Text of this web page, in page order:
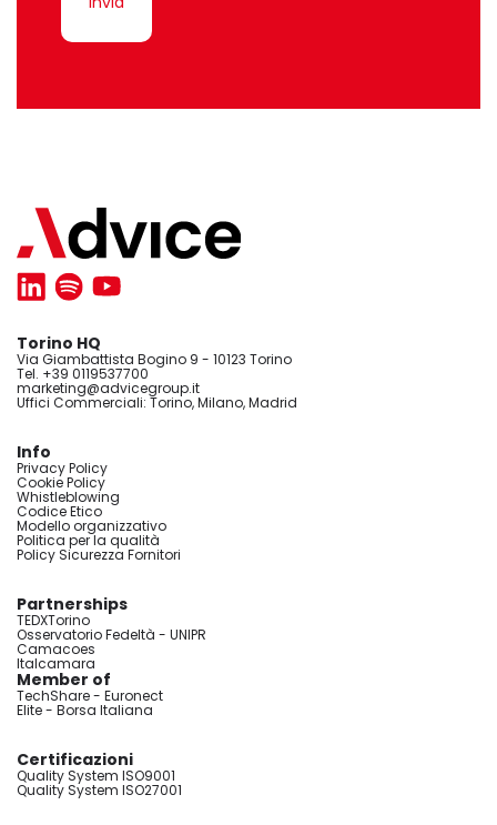
Torino HQ
Via Giambattista Bogino 9 - 10123 Torino
Tel. +39 0119537700
marketing@advicegroup.it
Uffici Commerciali: Torino, Milano, Madrid
Info
Privacy Policy
Cookie Policy
Whistleblowing
Codice Etico
Modello organizzativo
Politica per la qualità
Policy Sicurezza Fornitori
Partnerships
TEDXTorino
Osservatorio Fedeltà - UNIPR
Camacoes
Italcamara
Member of
TechShare - Euronect
Elite - Borsa Italiana
Certificazioni
Quality System ISO9001
Quality System ISO27001